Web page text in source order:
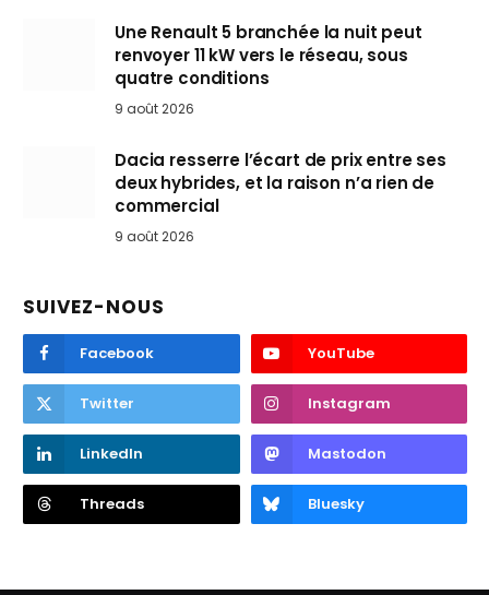
Une Renault 5 branchée la nuit peut
renvoyer 11 kW vers le réseau, sous
quatre conditions
9 août 2026
Dacia resserre l’écart de prix entre ses
deux hybrides, et la raison n’a rien de
commercial
9 août 2026
SUIVEZ-NOUS
Facebook YouTube
Twitter Instagram
LinkedIn Mastodon
Threads Bluesky